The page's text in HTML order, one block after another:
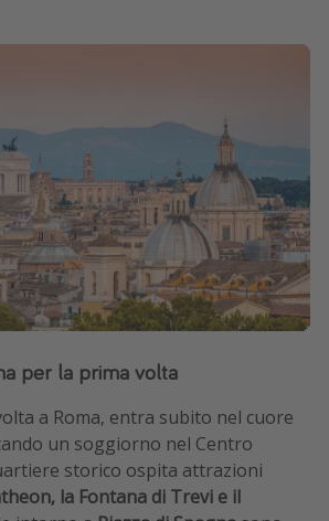
per la prima volta
a Roma, entra subito nel cuore
un soggiorno nel Centro
storico ospita attrazioni
la Fontana di Trevi e il